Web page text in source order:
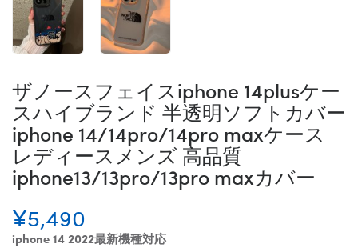
ザノースフェイスiphone 14plusケー
スハイブランド 半透明ソフトカバー
iphone 14/14pro/14pro maxケース
レディースメンズ 高品質
iphone13/13pro/13pro maxカバー
¥5,490
iphone 14 2022最新機種対応